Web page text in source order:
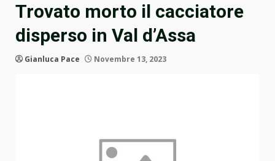
Trovato morto il cacciatore
disperso in Val d’Assa
Gianluca Pace Novembre 13, 2023